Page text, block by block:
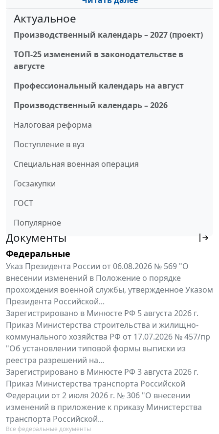
Актуальное
Производственный календарь – 2027 (проект)
ТОП-25 изменений в законодательстве в
августе
Профессиональный календарь на август
Производственный календарь – 2026
Налоговая реформа
Поступление в вуз
Специальная военная операция
Госзакупки
ГОСТ
Популярное
Документы
Федеральные
Указ Президента России от 06.08.2026 № 569 "О
внесении изменений в Положение о порядке
прохождения военной службы, утвержденное Указом
Президента Российской...
Зарегистрировано в Минюсте РФ 5 августа 2026 г.
Приказ Министерства строительства и жилищно-
коммунального хозяйства РФ от 17.07.2026 № 457/пр
"Об установлении типовой формы выписки из
реестра разрешений на...
Зарегистрировано в Минюсте РФ 3 августа 2026 г.
Приказ Министерства транспорта Российской
Федерации от 2 июля 2026 г. № 306 "О внесении
изменений в приложение к приказу Министерства
транспорта Российской...
Все федеральные документы